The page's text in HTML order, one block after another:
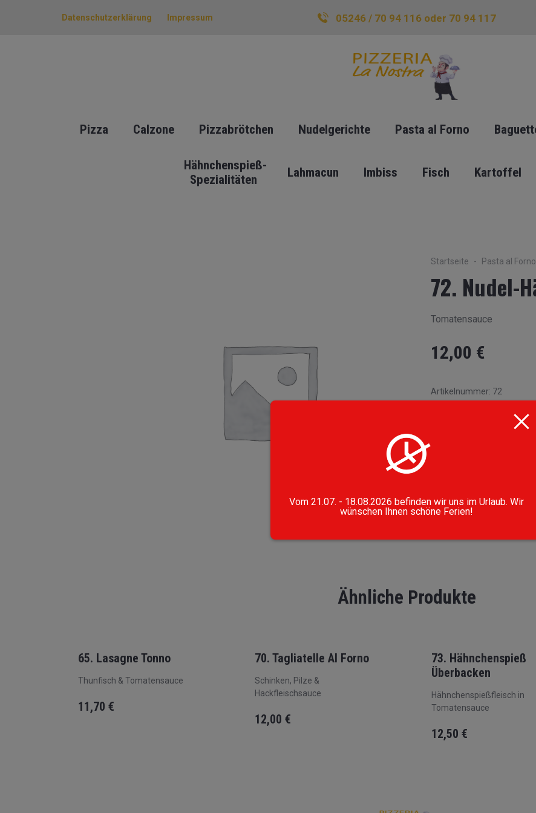
Datenschutzerklärung Impressum 05246 / 70 94 116 oder 70 94 117
Pizza Calzone Pizzabrötchen Nudelgerichte Pasta al Forno
Hähnchenspieß-
Spezialitäten
Lahmacun Imbiss Fisch Kartoffel
Startseite Pasta al Forno
72. Nudel-
Tomatensauce
12,00 €
Artikelnummer: 72
Ähnliche Produkte
65. Lasagne Tonno
Thunfisch & Tomatensauce
11,70 €
70. Tagliatelle Al Forno
Schinken, Pilze &
Hackfleischsauce
12,00 €
73. Hähnchenspieß
Überbacken
Hähnchenspießfleisch in
Tomatensauce
12,50 €
Vom 21.07. - 18.08.2026 befinden wir uns im Urlaub. Wir
wünschen Ihnen schöne Ferien!